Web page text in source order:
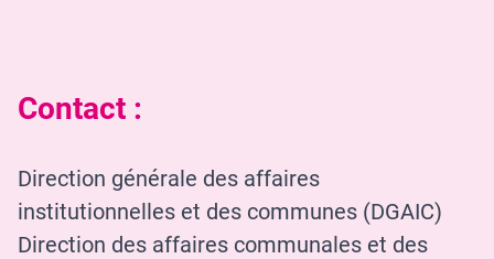
Contact :
Direction générale des affaires
institutionnelles et des communes (DGAIC)
Direction des affaires communales et des